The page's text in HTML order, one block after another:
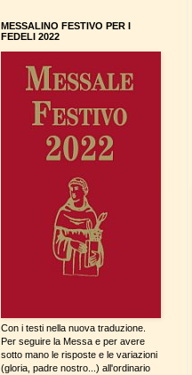
MESSALINO FESTIVO PER I
FEDELI 2022
Con i testi nella nuova traduzione.
Per seguire la Messa e per avere
sotto mano le risposte e le variazioni
(gloria, padre nostro...) all'ordinario